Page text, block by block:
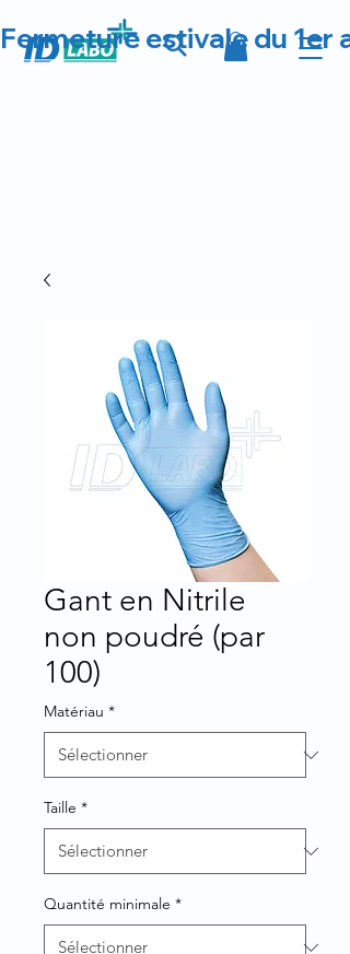
Fermeture estivale du 1er
Gant en Nitrile
non poudré (par
100)
Matériau *
Taille *
Quantité minimale *